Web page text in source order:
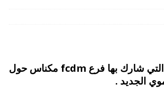
موجز للورقة التي شارك بها فرع fcdm مكناس حول
الجديد .